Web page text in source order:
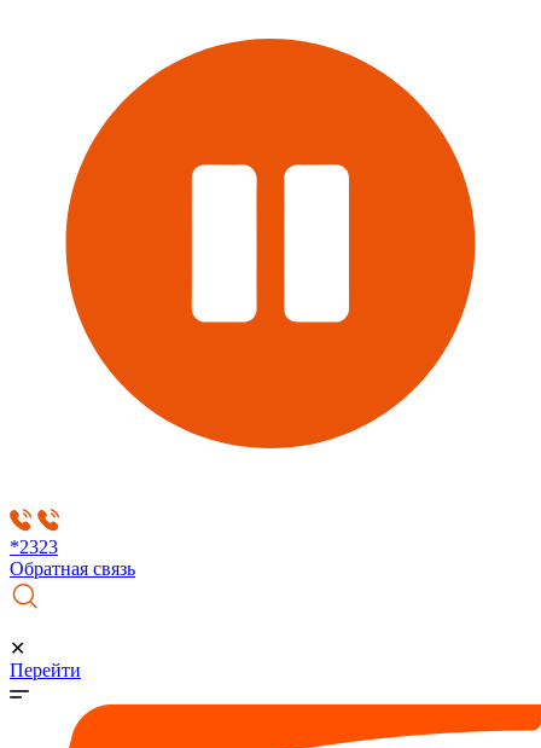
*2323
Обратная связь
✕
Перейти